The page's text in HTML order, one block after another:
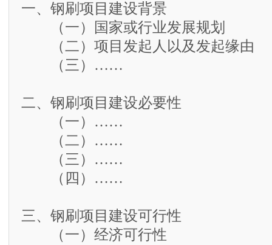
一、钢刷项目建设背景
（一）国家或行业发展规划
（二）项目发起人以及发起缘由
（三）……
二、钢刷项目建设必要性
（一）……
（二）……
（三）……
（四）……
三、钢刷项目建设可行性
（一）经济可行性